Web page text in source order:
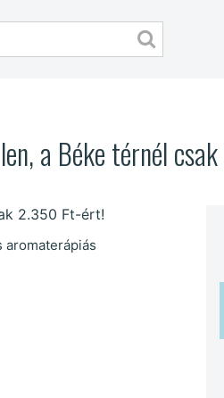
a Béke térnél
aromaterápiás